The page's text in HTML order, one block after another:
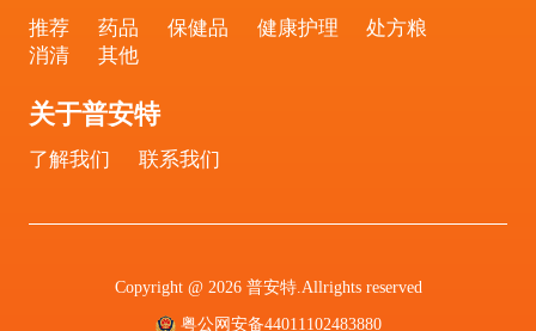
推荐 药品 保健品 健康护理
处方粮
消清
其他
关于普安特
了解我们 联系我们
Copyright @ 2026 普安特.Allrights reserved
粤公网安备44011102483880